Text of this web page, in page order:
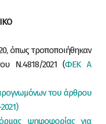
όπως τροποποιήθηκαν
Ν.4818/2021 (ΦΕΚ Α
του άρθρου
ψηφοφορίας για